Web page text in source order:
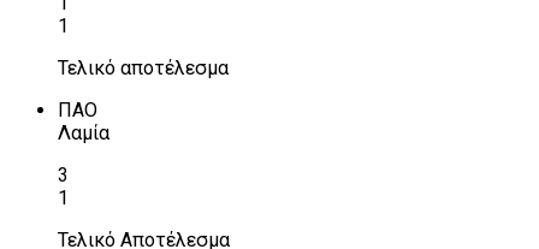
1
Τελικό αποτέλεσμα
ΠΑΟ
Λαμία
3
1
Τελικό Αποτέλεσμα